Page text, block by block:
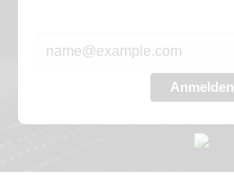
Anmelden